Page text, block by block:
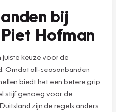
bij
Hofman
juiste keuze voor de
Omdat all-seasonbanden
biedt het een betere grip
stijf genoeg voor de
zijn de regels anders